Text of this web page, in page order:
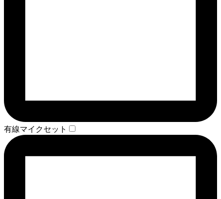
有線マイクセット